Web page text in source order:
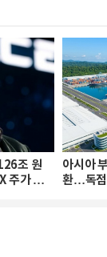
조 원
주가 하
아시아
환…독점